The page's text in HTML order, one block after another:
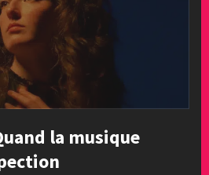
la musique